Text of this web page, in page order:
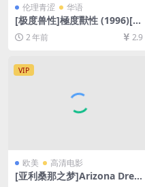
伦理青涩 华语
[极度兽性]極度獸性 (1996)[百
度网盘+迅雷云盘1080P超清
未删减资源][网盘下载][MP4/
无法在线播放，请使用电脑下
载防和谐压缩包（含解压密
2 年前 2.9
VIP
欧美 高清电影
[亚利桑那之梦]Arizona Drea